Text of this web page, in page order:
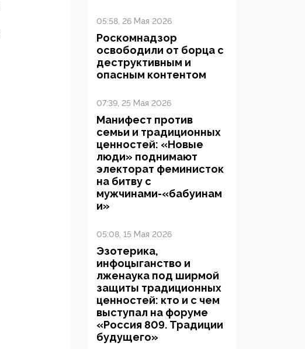
05:58, 26 Мая 2026
Роскомнадзор
освободили от борца с
деструктивным и
опасным контентом
07:39, 25 Мая 2026
Манифест против
семьи и традиционных
ценностей: «Новые
люди» поднимают
электорат феминисток
на битву с
мужчинами-«бабуинам
и»
05:08, 15 Мая 2026
Эзотерика,
инфоцыганство и
лженаука под ширмой
защиты традиционных
ценностей: кто и с чем
выступал на форуме
«Россия 809. Традиции
будущего»